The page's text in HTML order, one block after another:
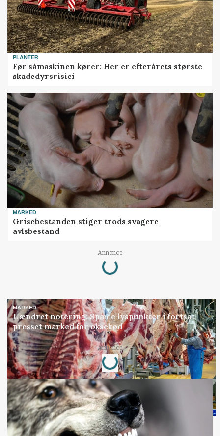
PLANTER
Før såmaskinen kører: Her er efterårets største
skadedyrsrisici
MARKED
Grisebestanden stiger trods svagere
avlsbestand
Annonce
Loading...
MARKED
Uændret notering: Spæde lyspunkter i fortsat
presset marked for oksekød
Annonce
Loading...